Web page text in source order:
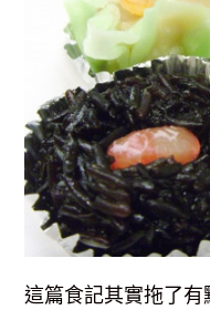
這篇食記其實拖了